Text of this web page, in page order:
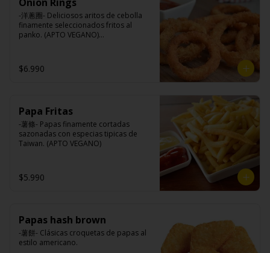
-洋蔥圈- Deliciosos aritos de cebolla
finamente seleccionados fritos al
panko. (APTO VEGANO)
Ingredientes:
$6.990
Papa Fritas
-薯條- Papas finamente cortadas
sazonadas con especias tipicas de
Taiwan. (APTO VEGANO)
$5.990
Papas hash brown
-薯餅- Clásicas croquetas de papas al
estilo americano.